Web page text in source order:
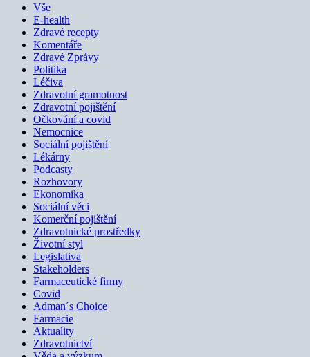
Vše
E-health
Zdravé recepty
Komentáře
Zdravé Zprávy
Politika
Léčiva
Zdravotní gramotnost
Zdravotní pojištění
Očkování a covid
Nemocnice
Sociální pojištění
Lékárny
Podcasty
Rozhovory
Ekonomika
Sociální věci
Komerční pojištění
Zdravotnické prostředky
Životní styl
Legislativa
Stakeholders
Farmaceutické firmy
Covid
Adman´s Choice
Farmacie
Aktuality
Zdravotnictví